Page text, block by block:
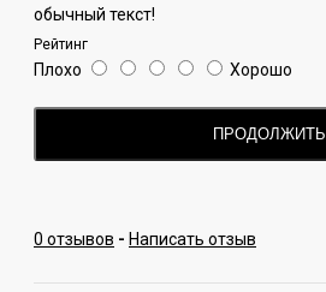
обычный текст!
Рейтинг
Плохо Хорошо
ПРОДОЛЖИТЬ
0 отзывов - Написать отзыв